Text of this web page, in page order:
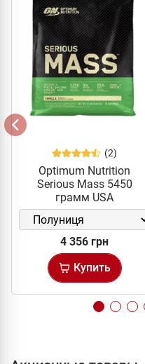
(2)
Optimum Nutrition
Serious Mass 5450
грамм USA
4 356 грн
Купить